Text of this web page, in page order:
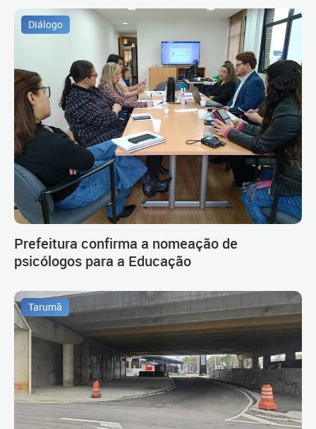
Diálogo
Prefeitura confirma a nomeação de
psicólogos para a Educação
Tarumã